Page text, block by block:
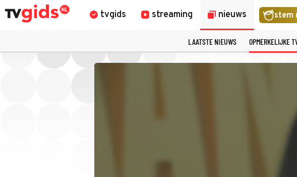
tvgids streaming nieuws stem
LAATSTE NIEUWS OPMERKELIJKE